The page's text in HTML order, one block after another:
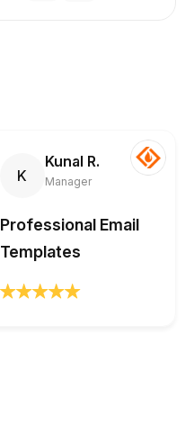
K
Kunal R.
Manager
Professional Email
Templates